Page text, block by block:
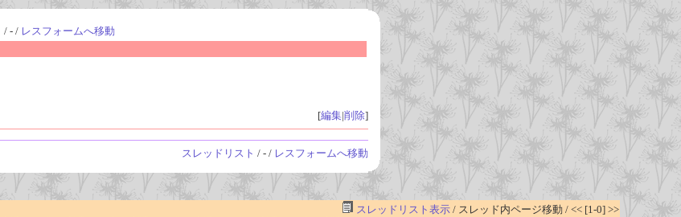
/ - / レスフォームへ移動
[編集|削除]
スレッドリスト / - / レスフォームへ移動
スレッドリスト表示/ スレッド内ページ移動 / << [1-0] >>